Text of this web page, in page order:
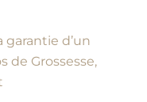
garantie d’un
de Grossesse,